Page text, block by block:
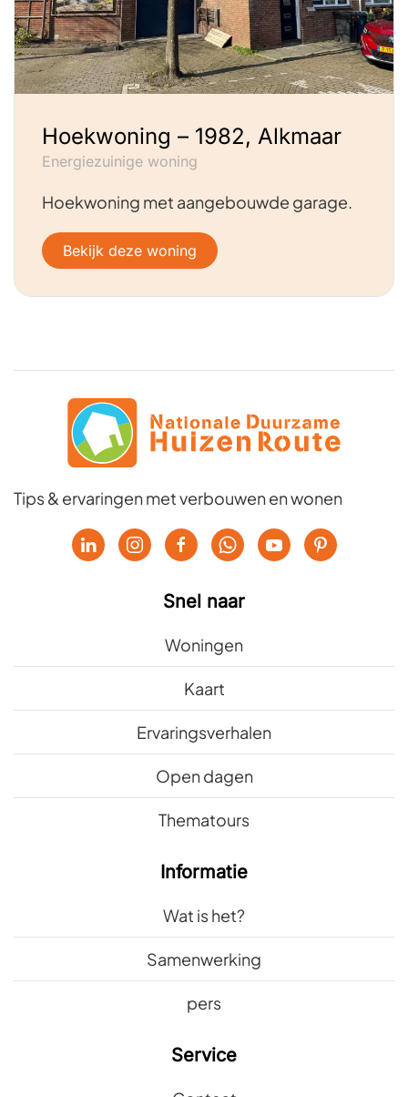
Hoekwoning – 1982, Alkmaar
Energiezuinige woning
Hoekwoning met aangebouwde garage.
Bekijk deze woning
Tips & ervaringen met verbouwen en wonen
Snel naar
Woningen
Kaart
Ervaringsverhalen
Open dagen
Thematours
Informatie
Wat is het?
Samenwerking
pers
Service